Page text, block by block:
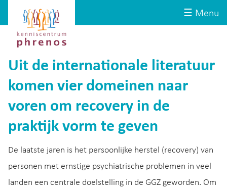
☰ Menu
Kenniscentrum
Phrenos
website
Uit de internationale literatuur
komen vier domeinen naar
voren om recovery in de
praktijk vorm te geven
De laatste jaren is het persoonlijke herstel (recovery) van
personen met ernstige psychiatrische problemen in veel
landen een centrale doelstelling in de GGZ geworden. Om